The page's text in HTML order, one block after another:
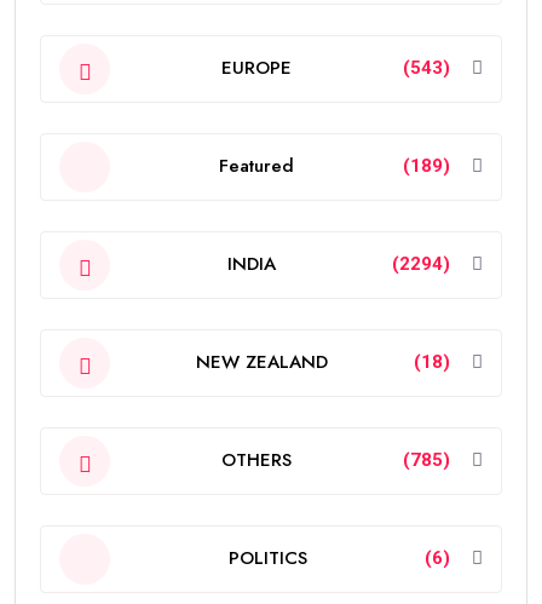
EUROPE (543)
Featured (189)
INDIA (2294)
NEW ZEALAND (18)
OTHERS (785)
POLITICS (6)